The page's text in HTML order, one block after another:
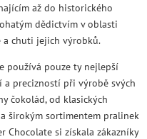
až do historického
dědictvím v oblasti
a chuti jejich výrobků.
používá pouze ty nejlepší
precizností při výrobě svých
čokolád, od klasických
širokým sortimentem pralinek
Chocolate si získala zákazníky